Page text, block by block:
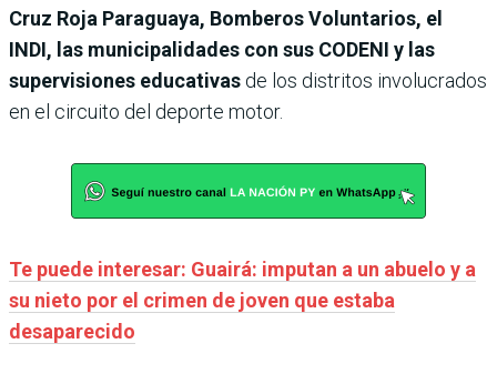
Cruz Roja Paraguaya, Bomberos Voluntarios, el
INDI, las municipalidades con sus CODENI y las
supervisiones educativas de los distritos involucrados
en el circuito del deporte motor.
Te puede interesar: Guairá: imputan a un abuelo y a
su nieto por el crimen de joven que estaba
desaparecido